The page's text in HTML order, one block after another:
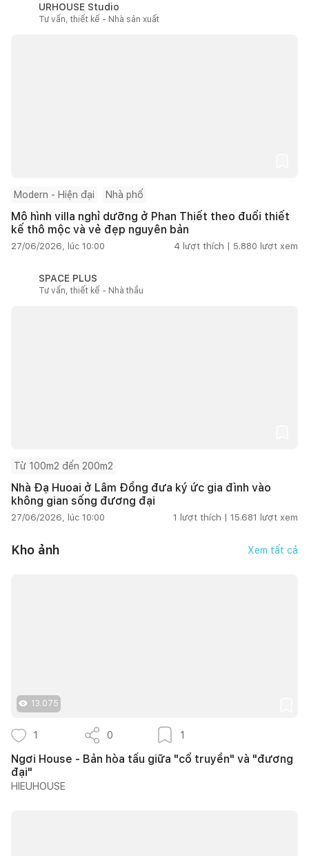
URHOUSE Studio
Tư vấn, thiết kế - Nhà sản xuất
Modern - Hiện đại Nhà phố
Mô hình villa nghỉ dưỡng ở Phan Thiết theo đuổi thiết
kế thô mộc và vẻ đẹp nguyên bản
27/06/2026, lúc 10:00 4 lượt thích | 5.880 lượt xem
SPACE PLUS
Tư vấn, thiết kế - Nhà thầu
Từ 100m2 đến 200m2
Nhà Đạ Huoai ở Lâm Đồng đưa ký ức gia đình vào
không gian sống đương đại
27/06/2026, lúc 10:00 1 lượt thích | 15.681 lượt xem
Kho ảnh Xem tất cả
13.075
1 0 1
Ngơi House - Bản hòa tấu giữa "cổ truyền" và "đương
đại"
HIEUHOUSE